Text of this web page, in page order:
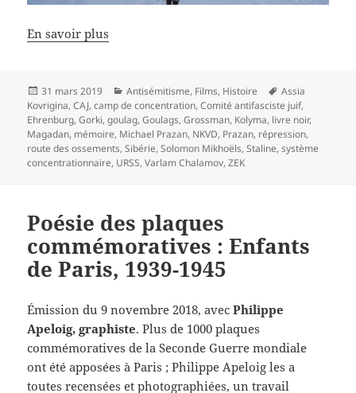
En savoir plus
Publié
le
31 mars 2019 Catégories
Antisémitisme, Films, Histoire
Mots-
clés
Assia
Kovrigina,CAJ,camp de concentration,Comité antifasciste juif,
Ehrenburg,Gorki,goulag,Goulags,Grossman, Kolyma, livre noir,
Magadan, mémoire, Michael Prazan, NKVD, Prazan, répression,
route des ossements,Sibérie,Solomon Mikhoëls,Staline,système
concentrationnaire, URSS,Varlam Chalamov,ZEK
Poésie des plaques
commémoratives : Enfants
de Paris, 1939-1945
Émission du 9 novembre 2018, avecPhilippe
Apeloig, graphiste. Plus de 1000 plaques
commémoratives de la Seconde Guerre mondiale
ont été apposées à Paris ; Philippe Apeloig les a
toutes recensées et photographiées, un travail